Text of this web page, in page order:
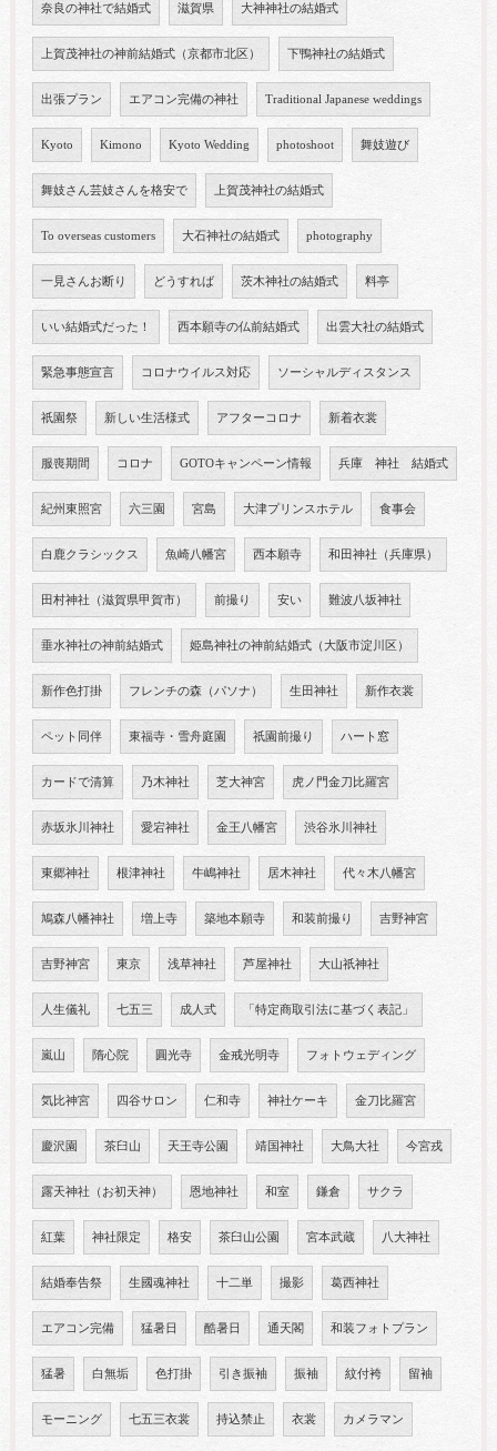
奈良の神社で結婚式 滋賀県 大神神社の結婚式
上賀茂神社の神前結婚式（京都市北区） 下鴨神社の結婚式
出張プラン エアコン完備の神社 Traditional Japanese weddings
Kyoto Kimono Kyoto Wedding photoshoot 舞妓遊び
舞妓さん芸妓さんを格安で 上賀茂神社の結婚式
To overseas customers 大石神社の結婚式 photography
一見さんお断り どうすれば 茨木神社の結婚式 料亭
いい結婚式だった！ 西本願寺の仏前結婚式 出雲大社の結婚式
緊急事態宣言 コロナウイルス対応 ソーシャルディスタンス
祇園祭 新しい生活様式 アフターコロナ 新着衣裳
服喪期間 コロナ GOTOキャンペーン情報 兵庫 神社 結婚式
紀州東照宮 六三園 宮島 大津プリンスホテル 食事会
白鹿クラシックス 魚崎八幡宮 西本願寺 和田神社（兵庫県）
田村神社（滋賀県甲賀市） 前撮り 安い 難波八坂神社
垂水神社の神前結婚式 姫島神社の神前結婚式（大阪市淀川区）
新作色打掛 フレンチの森（パソナ） 生田神社 新作衣裳
ペット同伴 東福寺・雪舟庭園 祇園前撮り ハート窓
カードで清算 乃木神社 芝大神宮 虎ノ門金刀比羅宮
赤坂氷川神社 愛宕神社 金王八幡宮 渋谷氷川神社
東郷神社 根津神社 牛嶋神社 居木神社 代々木八幡宮
鳩森八幡神社 増上寺 築地本願寺 和装前撮り 吉野神宮
吉野神宮 東京 浅草神社 芦屋神社 大山祇神社
人生儀礼 七五三 成人式 「特定商取引法に基づく表記」
嵐山 隋心院 圓光寺 金戒光明寺 フォトウェディング
気比神宮 四谷サロン 仁和寺 神社ケーキ 金刀比羅宮
慶沢園 茶臼山 天王寺公園 靖国神社 大鳥大社 今宮戎
露天神社（お初天神） 恩地神社 和室 鎌倉 サクラ
紅葉 神社限定 格安 茶臼山公園 宮本武蔵 八大神社
結婚奉告祭 生國魂神社 十二単 撮影 葛西神社
エアコン完備 猛暑日 酷暑日 通天閣 和装フォトプラン
猛暑 白無垢 色打掛 引き振袖 振袖 紋付袴 留袖
モーニング 七五三衣裳 持込禁止 衣裳 カメラマン